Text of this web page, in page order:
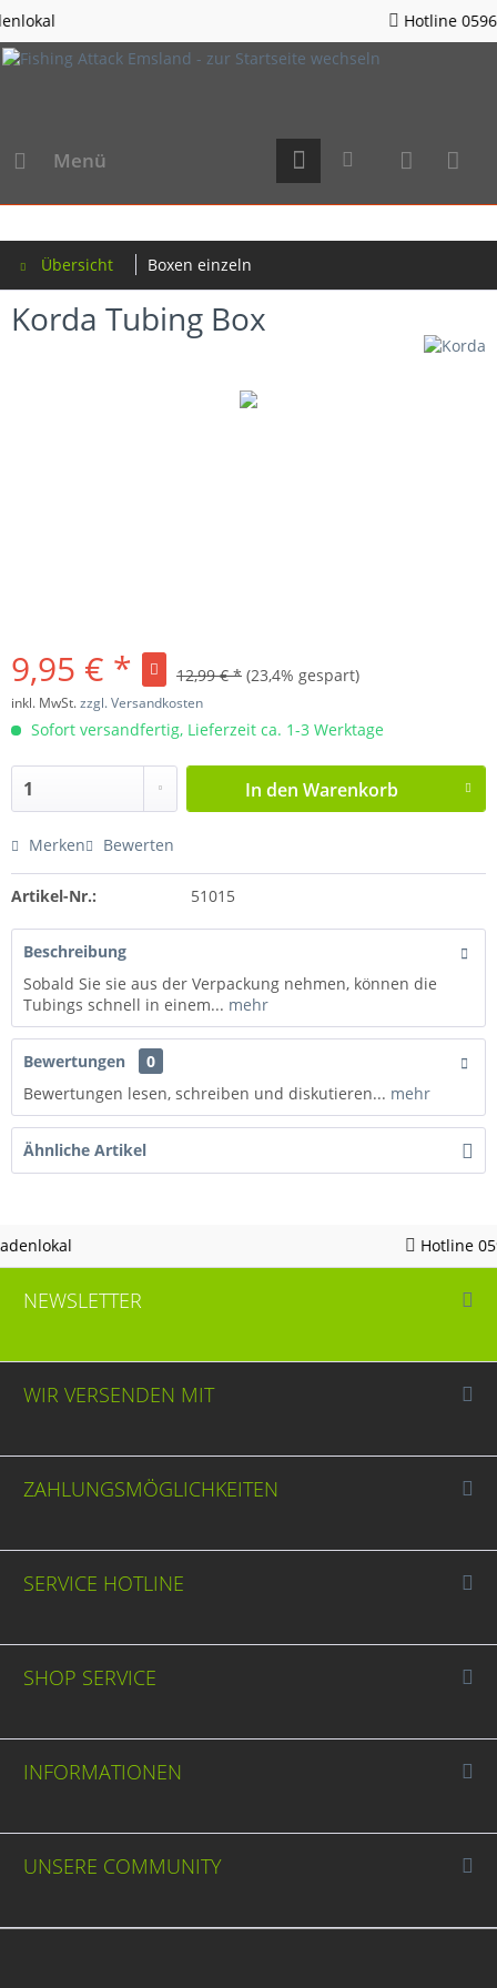
Hotline 05963 - 982823
Menü
Übersicht Boxen einzeln
Korda Tubing Box
9,95 € * 12,99 € * (23,4% gespart)
inkl. MwSt.zzgl. Versandkosten
Sofort versandfertig, Lieferzeit ca. 1-3 Werktage
In den Warenkorb
Merken Bewerten
Artikel-Nr.: 51015
Beschreibung
Sobald Sie sie aus der Verpackung nehmen, können die
Tubings schnell in einem... mehr
Bewertungen
0
Bewertungen lesen, schreiben und diskutieren... mehr
Ähnliche Artikel
Hotline 05963 - 982823
NEWSLETTER
WIR VERSENDEN MIT
ZAHLUNGSMÖGLICHKEITEN
SERVICE HOTLINE
SHOP SERVICE
INFORMATIONEN
UNSERE COMMUNITY